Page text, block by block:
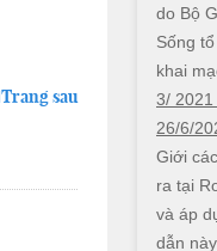
Trang sau
do Bộ
Sống
khai
3/
26/6/
Giới
ra tại
và áp
dẫn